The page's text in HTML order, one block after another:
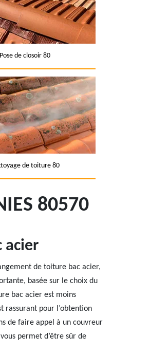
Pose de closoir 80
de toiture 80
80570
acier
de toiture bac acier,
basée sur le choix du
bac acier est moins
rassurant pour l’obtention
de faire appel à un couvreur
permet d’être sûr de